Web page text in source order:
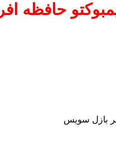
حافظه
بازل سویس